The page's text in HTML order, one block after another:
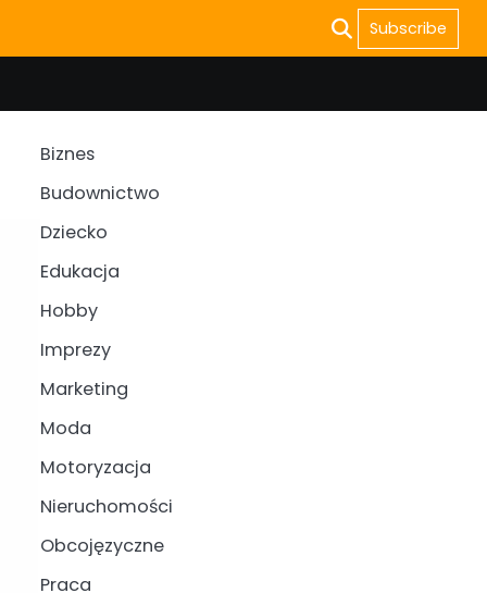
Subscribe
Biznes
Budownictwo
Dziecko
Edukacja
Hobby
Imprezy
Marketing
Moda
Motoryzacja
Nieruchomości
Obcojęzyczne
Praca